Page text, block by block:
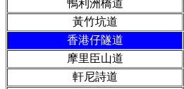
鴨利洲橋道
黃竹坑道
香港仔隧道
摩里臣山道
軒尼詩道